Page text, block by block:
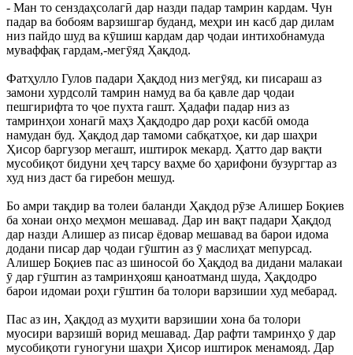
- Ман то сенздаҳсолагӣ дар назди падар тамрин кардам. Чун
падар ва бобоям варзишгар буданд, меҳри ин касб дар дилам
низ пайдо шуд ва кӯшиш кардам дар ҷодаи интихобнамуда
муваффақ гардам,-мегӯяд Ҳақдод.
Фатҳулло Гулов падари Ҳақдод низ мегӯяд, ки писараш аз
замони хурдсолӣ тамрин намуд ва ба қавле дар ҷодаи
пешгирифта то ҷое пухта гашт. Ҳадафи падар низ аз
тамринҳои хонагӣ маҳз Ҳақдодро дар роҳи касбӣ омода
намудан буд. Ҳақдод дар тамоми сабқатҳое, ки дар шаҳри
Ҳисор баргузор мегашт, иштирок мекард. Ҳатто дар вақти
мусобиқот бидуни ҳеҷ тарсу ваҳме бо ҳарифони бузургтар аз
худ низ даст ба гиребон мешуд.
Бо амри тақдир ва толеи баланди Ҳақдод рӯзе Алишер Боқиев
ба хонаи онҳо меҳмон мешавад. Дар ин вақт падари Ҳақдод
дар назди Алишер аз писар ёдовар мешавад ва барои идома
додани писар дар ҷодаи гӯштин аз ӯ маслиҳат мепурсад.
Алишер Боқиев пас аз шиносоӣ бо Ҳақдод ва дидани малакаи
ӯ дар гӯштин аз тамринҳояш қаноатманд шуда, Ҳақдодро
барои идомаи роҳи гӯштин ба толори варзишии худ мебарад.
Пас аз ин, Ҳақдод аз муҳити варзишии хона ба толори
муосири варзишӣ ворид мешавад. Дар рафти тамринҳо ӯ дар
мусобиқоти гуногуни шаҳри Ҳисор иштирок менамояд. Дар